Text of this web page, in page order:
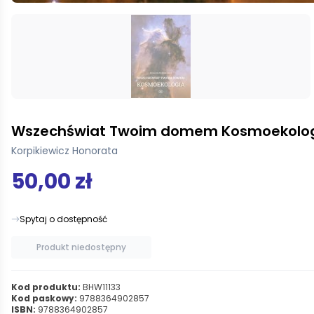
Wszechświat Twoim domem
Korpikiewicz Honorata
50,00 zł
Spytaj o dostępność
Produkt niedostępny
Kod produktu: BHW11133
Kod paskowy: 9788364902857
ISBN: 9788364902857